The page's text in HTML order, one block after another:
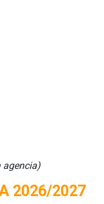
agencia)
2026/2027